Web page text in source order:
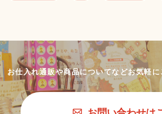
お仕入れ通販や商品についてなどお気軽
お問い合わせは